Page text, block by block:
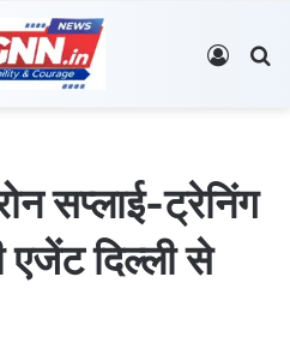
Log In
सप्लाई-ट्रेनिंग
एजेंट दिल्ली से